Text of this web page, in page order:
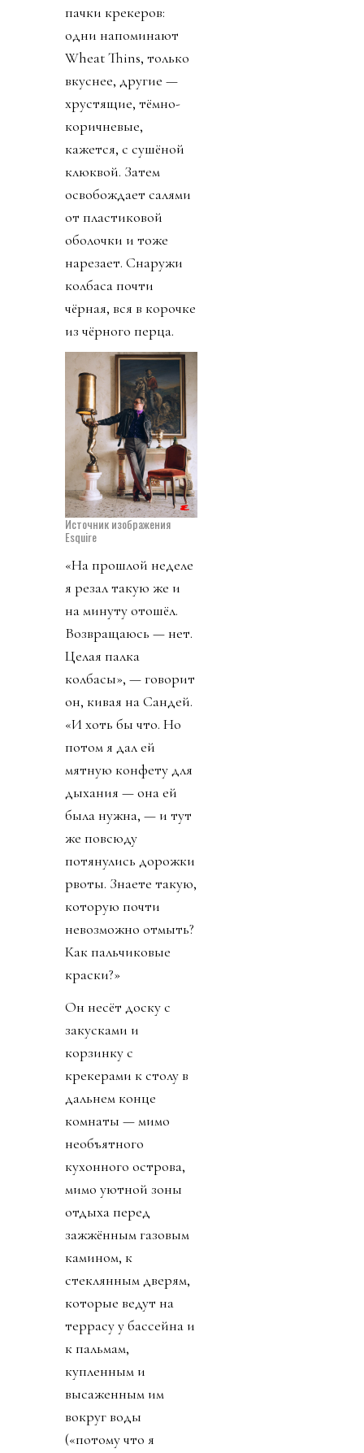
пачки крекеров:
одни напоминают
Wheat Thins, только
вкуснее, другие —
хрустящие, тёмно-
коричневые,
кажется, с сушёной
клюквой. Затем
освобождает салями
от пластиковой
оболочки и тоже
нарезает. Снаружи
колбаса почти
чёрная, вся в корочке
из чёрного перца.
Источник изображения
Esquire
«На прошлой неделе
я резал такую же и
на минуту отошёл.
Возвращаюсь — нет.
Целая палка
колбасы», — говорит
он, кивая на Сандей.
«И хоть бы что. Но
потом я дал ей
мятную конфету для
дыхания — она ей
была нужна, — и тут
же повсюду
потянулись дорожки
рвоты. Знаете такую,
которую почти
невозможно отмыть?
Как пальчиковые
краски?»
Он несёт доску с
закусками и
корзинку с
крекерами к столу в
дальнем конце
комнаты — мимо
необъятного
кухонного острова,
мимо уютной зоны
отдыха перед
зажжённым газовым
камином, к
стеклянным дверям,
которые ведут на
террасу у бассейна и
к пальмам,
купленным и
высаженным им
вокруг воды
(«потому что я